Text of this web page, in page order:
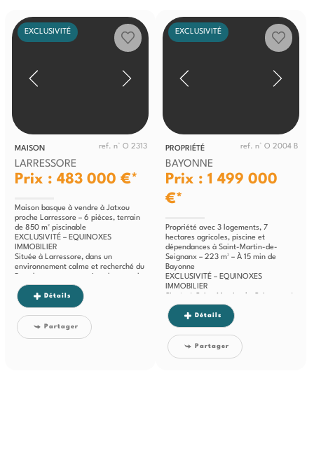
EXCLUSIVITÉ
MAISON ref. n° O 2313
LARRESSORE
Prix : 483 000 €*
Maison basque à vendre à Jatxou
proche Larressore – 6 pièces, terrain
de 850 m² piscinable
EXCLUSIVITÉ – EQUINOXES
IMMOBILIER
Située à Larressore, dans un
environnement calme et recherché du
caractère aux...
Détails
Partager
EXCLUSIVITÉ
PROPRIÉTÉ ref. n° O 2004 B
BAYONNE
Prix : 1 499 000
€*
Propriété avec 3 logements, 7
hectares agricoles, piscine et
dépendances à Saint-Martin-de-
Seignanx – 223 m² – À 15 min de
Bayonne
EXCLUSIVITÉ – EQUINOXES
IMMOBILIER
seulement 15 minutes de Bayonne,
cette propriété rare bénéficie d’un...
Détails
Partager